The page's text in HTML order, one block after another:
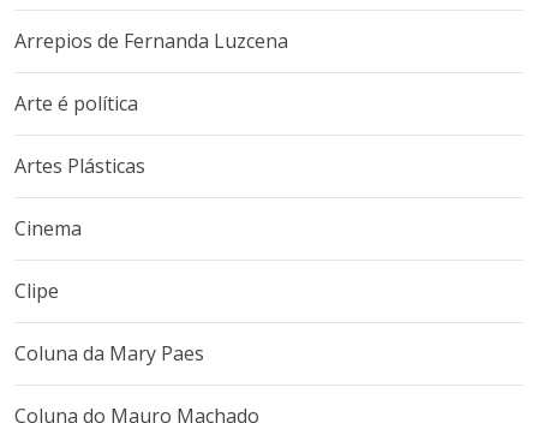
Arrepios de Fernanda Luzcena
Arte é política
Artes Plásticas
Cinema
Clipe
Coluna da Mary Paes
Coluna do Mauro Machado